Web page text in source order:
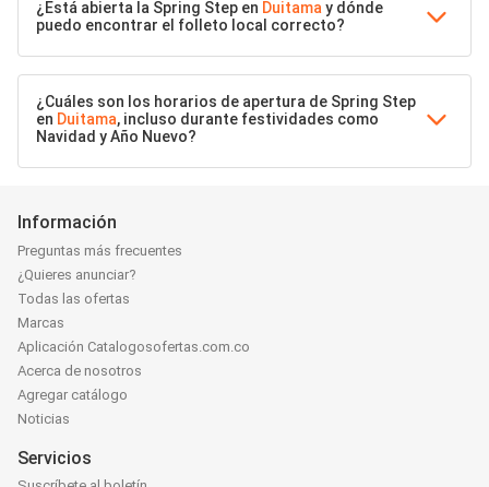
¿Está abierta la Spring Step en Duitama y dónde
puedo encontrar el folleto local correcto?
¿Cuáles son los horarios de apertura de Spring Step
en Duitama, incluso durante festividades como
Navidad y Año Nuevo?
Información
Preguntas más frecuentes
¿Quieres anunciar?
Todas las ofertas
Marcas
Aplicación Catalogosofertas.com.co
Acerca de nosotros
Agregar catálogo
Noticias
Servicios